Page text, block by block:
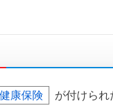
康保険 が付けられ